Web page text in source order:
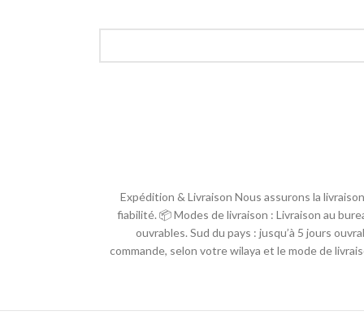
🚚 Expédition & Livraison Nous assurons la
fiabilité. 📦 Modes de livraison : Livraison au
ouvrables. Sud du pays : jusqu’à 5 jours
commande, selon votre wilaya et le mode de